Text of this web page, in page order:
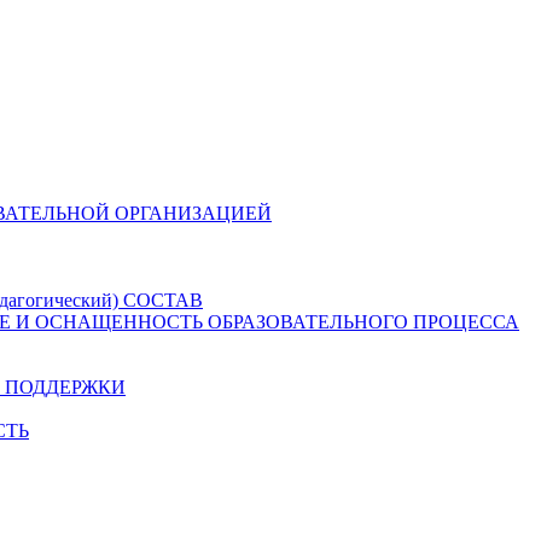
ОРГАНИЗАЦИЕЙ
СОСТАВ
И ОСНАЩЕННОСТЬ ОБРАЗОВАТЕЛЬНОГО ПРОЦЕССА